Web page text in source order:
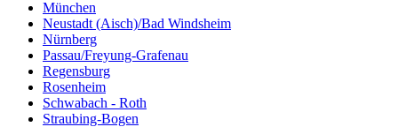
München
Neustadt (Aisch)/Bad Windsheim
Nürnberg
Passau/Freyung-Grafenau
Regensburg
Rosenheim
Schwabach - Roth
Straubing-Bogen